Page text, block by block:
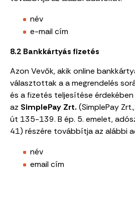
név
e-mail cím
8.2 Bankkártyás fizetés
Azon Vevők, akik online
választottak a a megrendelés
és a fizetés teljesítése
az SimplePay Zrt. (SimplePay
út 135-139. B ép. 5. emelet,
41) részére továbbítja az alábbi
név
email cím